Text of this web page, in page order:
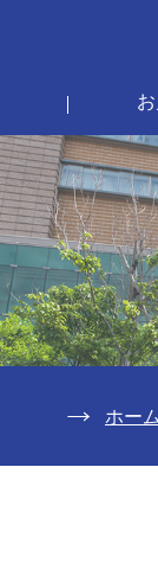
ホーム